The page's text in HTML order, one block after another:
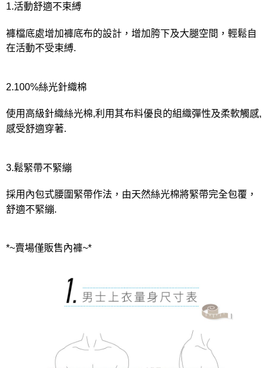
1.活動舒適不束縛
褲檔底處增加褲底布的設計，增加胯下及大腿空間，輕鬆自
在活動不受束縛.
2.100%絲光針織棉
使用高級針織絲光棉,利用其布料優良的組織彈性及柔軟觸感,
感受舒適穿著.
3.鬆緊帶不緊繃
採用內包式腰圍緊帶作法，由天然絲光棉將緊帶完全包覆，
舒適不緊繃.
*~賣場僅販售內褲~*